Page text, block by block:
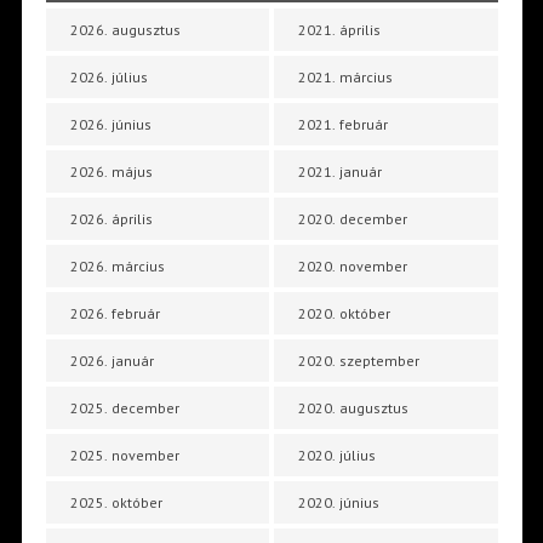
2026. augusztus
2026. július
2026. június
2026. május
2026. április
2026. március
2026. február
2026. január
2025. december
2025. november
2025. október
2021. április
2021. március
2021. február
2021. január
2020. december
2020. november
2020. október
2020. szeptember
2020. augusztus
2020. július
2020. június